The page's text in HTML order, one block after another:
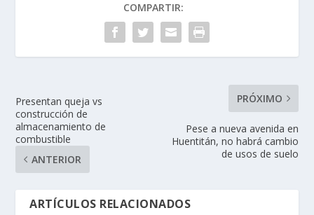
COMPARTIR:
Presentan queja vs
construcción de
almacenamiento de
combustible
ANTERIOR
PRÓXIMO
Pese a nueva avenida en
Huentitán, no habrá cambio
de usos de suelo
ARTÍCULOS RELACIONADOS